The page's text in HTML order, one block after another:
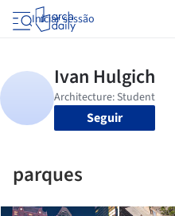
Iniciar sessão
Seguir
parques